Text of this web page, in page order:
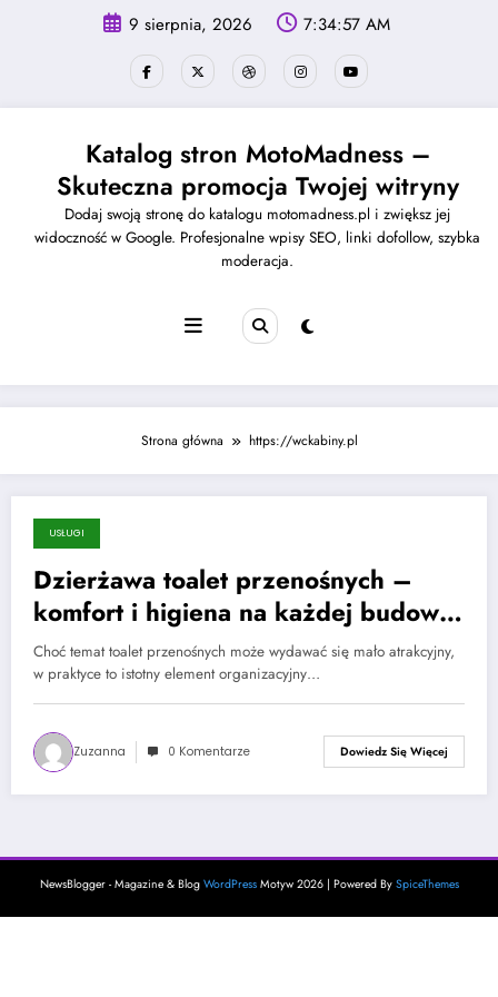
9 sierpnia, 2026 7:34:57 AM
Katalog stron MotoMadness –
Skuteczna promocja Twojej witryny
Dodaj swoją stronę do katalogu motomadness.pl i zwiększ jej
widoczność w Google. Profesjonalne wpisy SEO, linki dofollow, szybka
moderacja.
Strona główna https://wckabiny.pl
2 lutego, 2025
USŁUGI
Dzierżawa toalet przenośnych –
komfort i higiena na każdej budowie
i wydarzeniu plenerowym
Choć temat toalet przenośnych może wydawać się mało atrakcyjny,
w praktyce to istotny element organizacyjny…
Zuzanna 0 Komentarze Dowiedz Się Więcej
NewsBlogger - Magazine & Blog WordPressMotyw 2026 | Powered By SpiceThemes